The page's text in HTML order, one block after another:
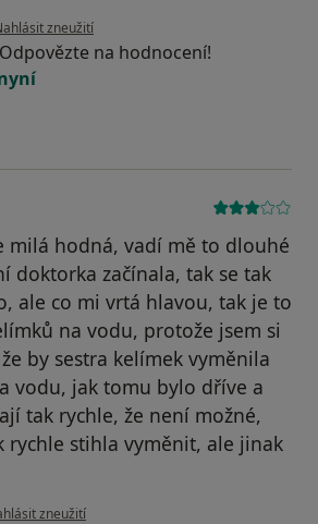
názoru uživatele Míša
zneužití
na hodnocení!
milá hodná, vadí mě to dlouhé
doktorka začínala, tak se tak
ale co mi vrtá hlavou, tak je to
na vodu, protože jsem si
by sestra kelímek vyměnila
vodu, jak tomu bylo dříve a
tak rychle, že není možné,
rychle stihla vyměnit, ale jinak
názoru uživatele Pacient
zneužití